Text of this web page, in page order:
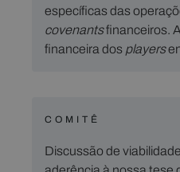
específicas das
covenantsfinanceiros.
financeira dos players
COMITÊ
Discussão de